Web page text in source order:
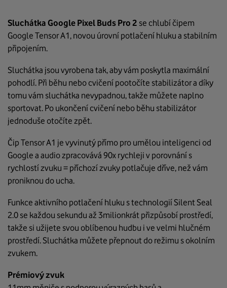
Sluchátka Google Pixel Buds Pro 2 se chlubí čipem
Google Tensor A1, novou úrovní potlačení hluku a stabilním
připojením.
Sluchátka jsou vyrobena tak, aby vám poskytla maximální
pohodlí. Při běhu nebo cvičení pootočíte stabilizátor a díky
tomu vám sluchátka nevypadnou, takže můžete naplno
sportovat. Po ukončení cvičení nebo běhu stabilizátor
jednoduše otočíte zpět.
Čip Tensor A1 je vyvinutý přímo pro umělou inteligenci od
Google a audio zpracovává 90x rychleji v porovnání s
rychlostí zvuku = příchozí zvuky potlačuje dříve, než vám
proniknou do ucha.
Funkce aktivního potlačení hluku s technologií Silent Seal
2.0 se každou sekundu až 3milionkrát přizpůsobí prostředí,
takže si užijete svou oblíbenou hudbu i ve velmi hlučném
prostředí. Sluchátka můžete přepnout do režimu s okolním
zvukem.
Prémiový zvuk